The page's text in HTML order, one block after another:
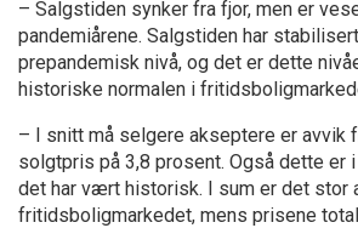
– Salgstiden synker fra fjor, men er
pandemiårene. Salgstiden har
prepandemisk nivå, og det er dette
historiske normalen i
– I snitt må selgere akseptere er avvik
solgtpris på 3,8 prosent. Også dette er
det har vært historisk. I sum er det stor
fritidsboligmarkedet, mens prisene